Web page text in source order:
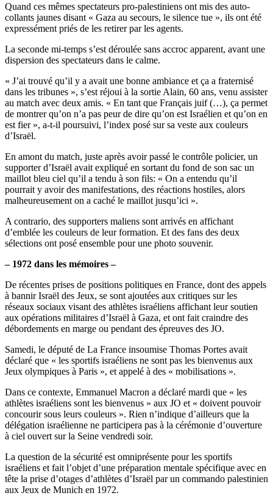
Quand ces mêmes spectateurs pro-palestiniens ont mis des auto-
collants jaunes disant « Gaza au secours, le silence tue », ils ont été
expressément priés de les retirer par les agents.
La seconde mi-temps s’est déroulée sans accroc apparent, avant une
dispersion des spectateurs dans le calme.
« J’ai trouvé qu’il y a avait une bonne ambiance et ça a fraternisé
dans les tribunes », s’est réjoui à la sortie Alain, 60 ans, venu assister
au match avec deux amis. « En tant que Français juif (…), ça permet
de montrer qu’on n’a pas peur de dire qu’on est Israélien et qu’on en
est fier », a-t-il poursuivi, l’index posé sur sa veste aux couleurs
d’Israël.
En amont du match, juste après avoir passé le contrôle policier, un
supporter d’Israël avait expliqué en sortant du fond de son sac un
maillot bleu ciel qu’il a tendu à son fils: « On a entendu qu’il
pourrait y avoir des manifestations, des réactions hostiles, alors
malheureusement on a caché le maillot jusqu’ici ».
A contrario, des supporters maliens sont arrivés en affichant
d’emblée les couleurs de leur formation. Et des fans des deux
sélections ont posé ensemble pour une photo souvenir.
– 1972 dans les mémoires –
De récentes prises de positions politiques en France, dont des appels
à bannir Israël des Jeux, se sont ajoutées aux critiques sur les
réseaux sociaux visant des athlètes israéliens affichant leur soutien
aux opérations militaires d’Israël à Gaza, et ont fait craindre des
débordements en marge ou pendant des épreuves des JO.
Samedi, le député de La France insoumise Thomas Portes avait
déclaré que « les sportifs israéliens ne sont pas les bienvenus aux
Jeux olympiques à Paris », et appelé à des « mobilisations ».
Dans ce contexte, Emmanuel Macron a déclaré mardi que « les
athlètes israéliens sont les bienvenus » aux JO et « doivent pouvoir
concourir sous leurs couleurs ». Rien n’indique d’ailleurs que la
délégation israélienne ne participera pas à la cérémonie d’ouverture
à ciel ouvert sur la Seine vendredi soir.
La question de la sécurité est omniprésente pour les sportifs
israéliens et fait l’objet d’une préparation mentale spécifique avec en
tête la prise d’otages d’athlètes d’Israël par un commando palestinien
aux Jeux de Munich en 1972.